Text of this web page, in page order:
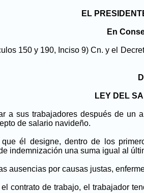
EL
En
150 y 190, Inciso 9) Cn. y el
LEY DEL
a sus trabajadores después de
de salario navideño.
él designe, dentro de los
indemnización una suma igual al
ausencias por causas justas,
contrato de trabajo, el trabajador